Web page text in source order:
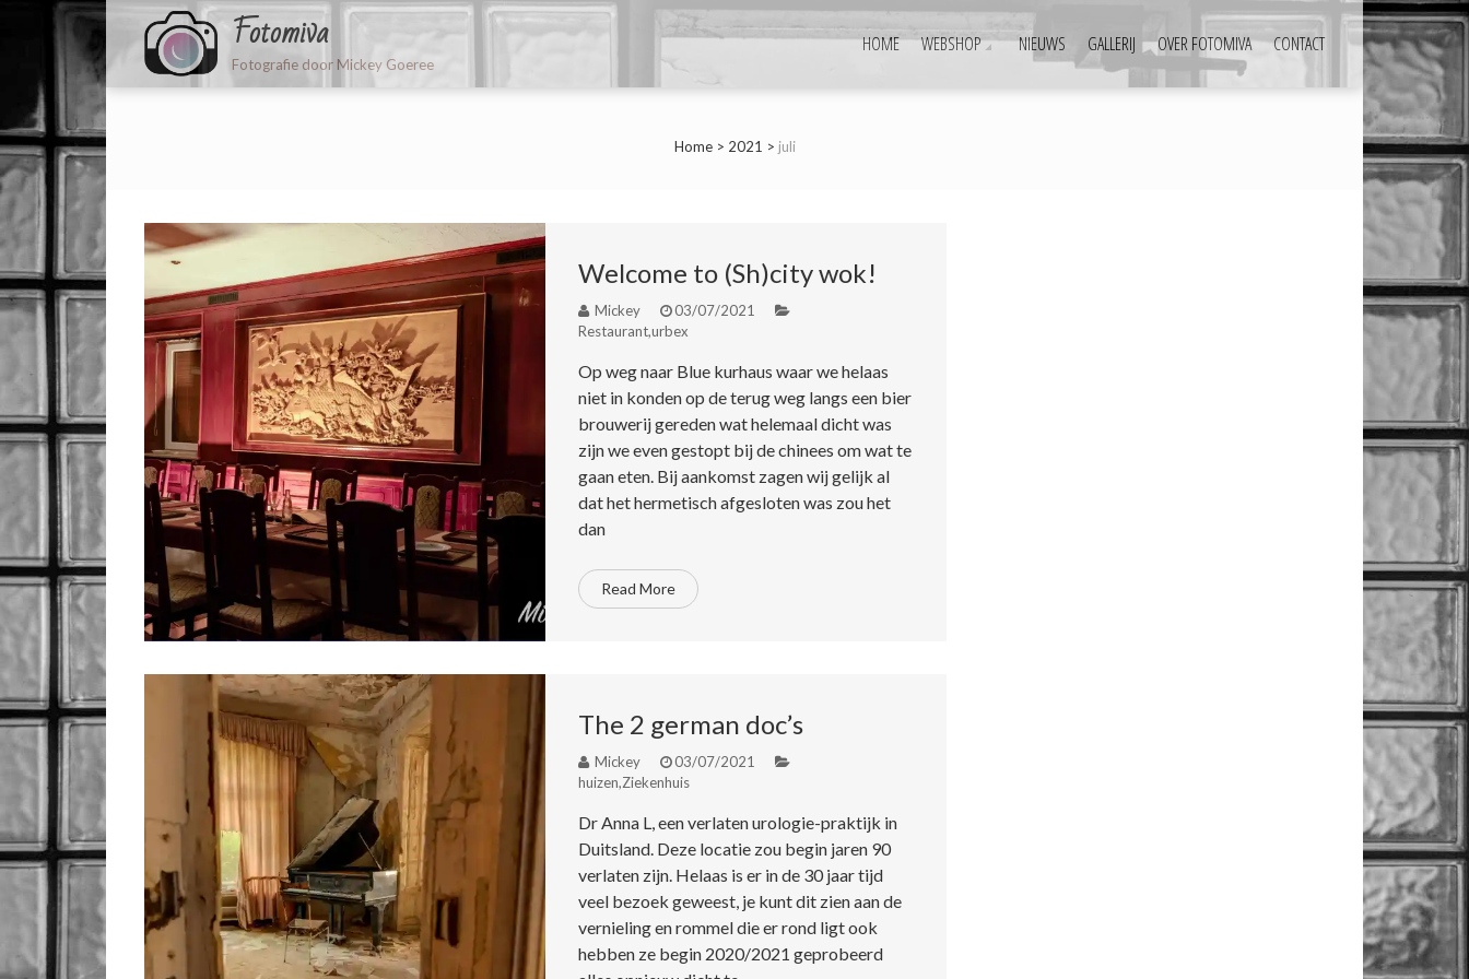
Fotomiva
Fotografie door Mickey Goeree
HOME WEBSHOP NIEUWS GALLERIJ OVER FOTOMIVA CONTACT
Home> 2021 > juli
Welcome to (Sh)city wok!
Mickey
03/07/2021
Restaurant,urbex
Op weg naar Blue kurhaus waar we helaas
niet in konden op de terug weg langs een bier
brouwerij gereden wat helemaal dicht was
zijn we even gestopt bij de chinees om wat te
gaan eten. Bij aankomst zagen wij gelijk al
dat het hermetisch afgesloten was zou het
dan
Read More
The 2 german doc’s
Mickey
03/07/2021
huizen,Ziekenhuis
Dr Anna L, een verlaten urologie-praktijk in
Duitsland. Deze locatie zou begin jaren 90
verlaten zijn. Helaas is er in de 30 jaar tijd
veel bezoek geweest, je kunt dit zien aan de
vernieling en rommel die er rond ligt ook
hebben ze begin 2020/2021 geprobeerd